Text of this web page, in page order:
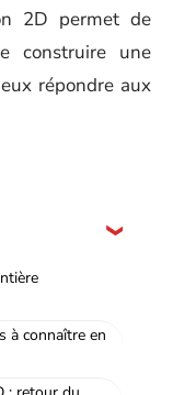
2D permet de
construire une
répondre aux
à connaître en